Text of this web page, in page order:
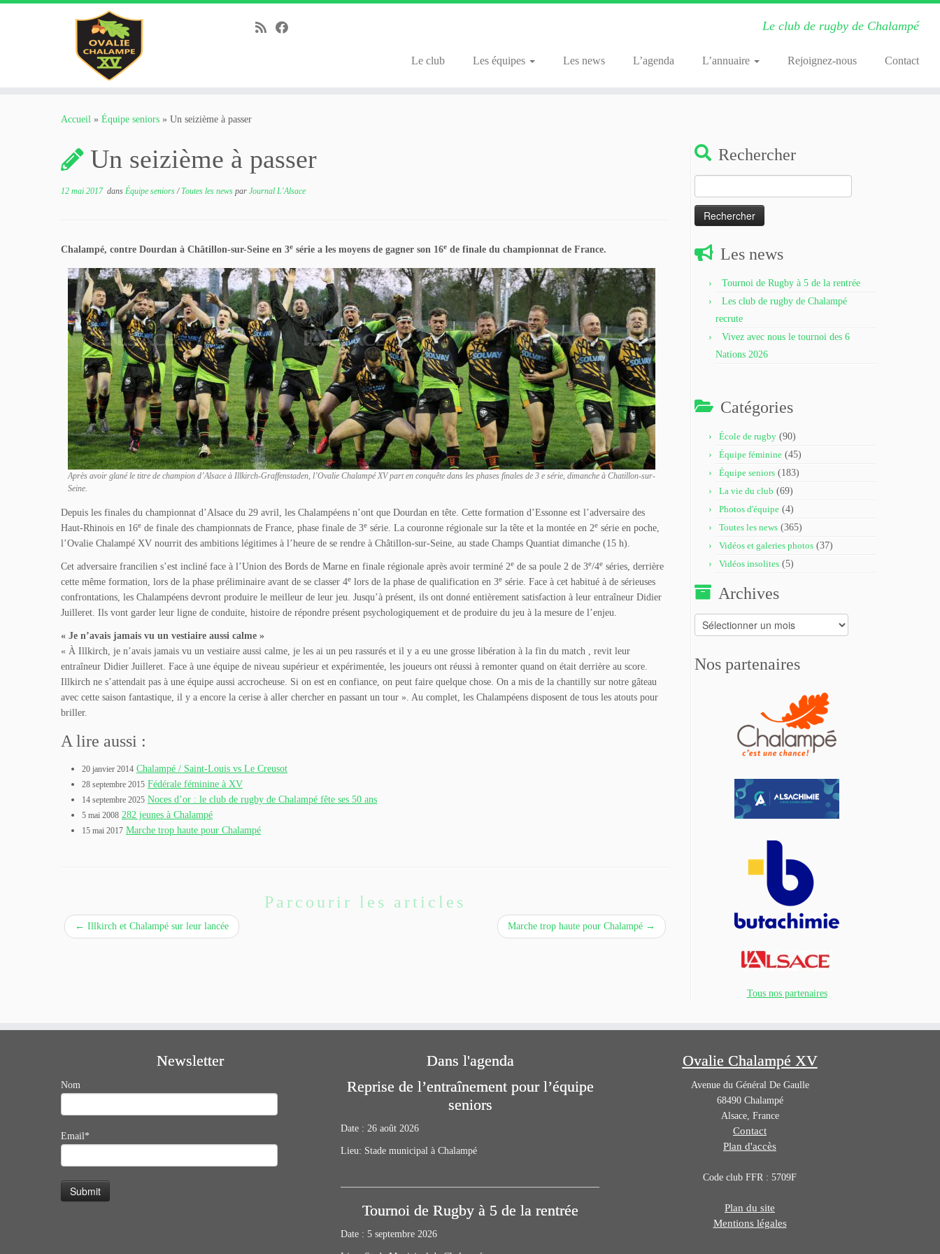
Le club de rugby de Chalampé
Le club Les équipes Les news L’agenda L’annuaire Rejoignez-nous Contact
Accueil » Équipe seniors » Un seizième à passer
Un seizième à passer
12 mai 2017dans Équipe seniors/Toutes les news par Journal L'Alsace
Chalampé, contre Dourdan à Châtillon-sur-Seine en 3e série a les moyens de gagner son 16e de finale du championnat de France.
Après avoir glané le titre de champion d’Alsace à Illkirch-Graffenstaden, l’Ovalie Chalampé XV part en conquête dans les phases finales de 3 e série, dimanche à Chatillon-sur-
Seine.
Depuis les finales du championnat d’Alsace du 29 avril, les Chalampéens n’ont que Dourdan en tête. Cette formation d’Essonne est l’adversaire des
Haut-Rhinois en 16e de finale des championnats de France, phase finale de 3e série. La couronne régionale sur la tête et la montée en 2e série en poche,
l’Ovalie Chalampé XV nourrit des ambitions légitimes à l’heure de se rendre à Châtillon-sur-Seine, au stade Champs Quantiat dimanche (15 h).
Cet adversaire francilien s’est incliné face à l’Union des Bords de Marne en finale régionale après avoir terminé 2e de sa poule 2 de 3e/4e séries, derrière
cette même formation, lors de la phase préliminaire avant de se classer 4e lors de la phase de qualification en 3e série. Face à cet habitué à de sérieuses
confrontations, les Chalampéens devront produire le meilleur de leur jeu. Jusqu’à présent, ils ont donné entièrement satisfaction à leur entraîneur Didier
Juilleret. Ils vont garder leur ligne de conduite, histoire de répondre présent psychologiquement et de produire du jeu à la mesure de l’enjeu.
« Je n’avais jamais vu un vestiaire aussi calme »
« À Illkirch, je n’avais jamais vu un vestiaire aussi calme, je les ai un peu rassurés et il y a eu une grosse libération à la fin du match , revit leur
entraîneur Didier Juilleret. Face à une équipe de niveau supérieur et expérimentée, les joueurs ont réussi à remonter quand on était derrière au score.
Illkirch ne s’attendait pas à une équipe aussi accrocheuse. Si on est en confiance, on peut faire quelque chose. On a mis de la chantilly sur notre gâteau
avec cette saison fantastique, il y a encore la cerise à aller chercher en passant un tour ». Au complet, les Chalampéens disposent de tous les atouts pour
briller.
A lire aussi :
20 janvier 2014 Chalampé / Saint-Louis vs Le Creusot
28 septembre 2015 Fédérale féminine à XV
14 septembre 2025 Noces d’or : le club de rugby de Chalampé fête ses 50 ans
5 mai 2008 282 jeunes à Chalampé
15 mai 2017 Marche trop haute pour Chalampé
Parcourir les articles
← Illkirch et Chalampé sur leur lancée Marche trop haute pour Chalampé →
Rechercher
Les news
Tournoi de Rugby à 5 de la rentrée
Les club de rugby de Chalampé
recrute
Vivez avec nous le tournoi des 6
Nations 2026
Catégories
École de rugby (90)
Équipe féminine (45)
Équipe seniors (183)
La vie du club (69)
Photos d'équipe (4)
Toutes les news (365)
Vidéos et galeries photos (37)
Vidéos insolites (5)
Archives
Archives
Nos partenaires
Tous nos partenaires
Newsletter
Nom
Email*
Dans l'agenda
Reprise de l’entraînement pour l’équipe
seniors
Date : 26 août 2026
Lieu: Stade municipal à Chalampé
Tournoi de Rugby à 5 de la rentrée
Date : 5 septembre 2026
Ovalie Chalampé XV
Avenue du Général De Gaulle
68490 Chalampé
Alsace, France
Contact
Plan d'accès
Code club FFR : 5709F
Plan du site
Mentions légales